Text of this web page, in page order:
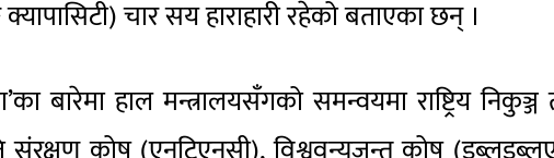
चार सय हाराहारी रहेको बताएका छन् ।
बारेमा हाल मन्त्रालयसँगको समन्वयमा राष्ट्रिय निकुञ्ज